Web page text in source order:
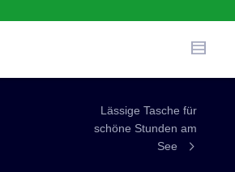
Lässige Tasche für
schöne Stunden am
See